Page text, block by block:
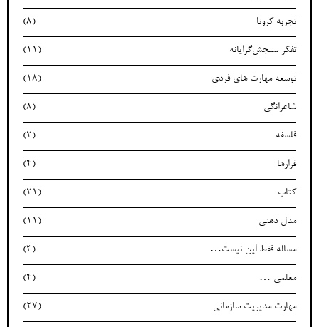
تجربه کرونا (8)
تفکر سنجش‌گرایانه (11)
توسعه مهارت های فردی (18)
شاعرانگی (8)
فلسفه (2)
قرارها (4)
کتاب (21)
مدل ذهنی (11)
مساله فقط این نیست… (3)
معلمی … (4)
مهارت مدیریت سازمانی (27)